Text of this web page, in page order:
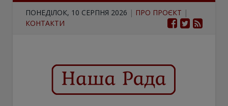
ПОНЕДІЛОК, 10 СЕРПНЯ 2026 | ПРО ПРОЄКТ |
КОНТАКТИ